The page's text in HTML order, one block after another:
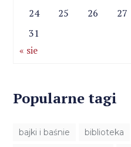
24
25 26 27
31
« sie
Popularne tagi
bajki i baśnie biblioteka